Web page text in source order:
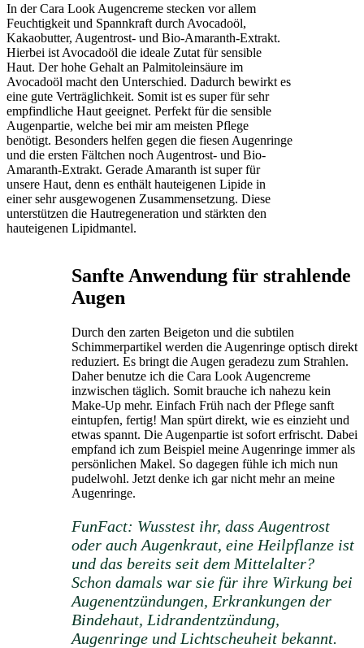
In der Cara Look Augencreme stecken vor allem
Feuchtigkeit und Spannkraft durch Avocadoöl,
Kakaobutter, Augentrost- und Bio-Amaranth-Extrakt.
Hierbei ist Avocadoöl die ideale Zutat für sensible
Haut. Der hohe Gehalt an Palmitoleinsäure im
Avocadoöl macht den Unterschied. Dadurch bewirkt es
eine gute Verträglichkeit. Somit ist es super für sehr
empfindliche Haut geeignet. Perfekt für die sensible
Augenpartie, welche bei mir am meisten Pflege
benötigt. Besonders helfen gegen die fiesen Augenringe
und die ersten Fältchen noch Augentrost- und Bio-
Amaranth-Extrakt. Gerade Amaranth ist super für
unsere Haut, denn es enthält hauteigenen Lipide in
einer sehr ausgewogenen Zusammensetzung. Diese
unterstützen die Hautregeneration und stärkten den
hauteigenen Lipidmantel.
Sanfte Anwendung für strahlende
Augen
Durch den zarten Beigeton und die subtilen
Schimmerpartikel werden die Augenringe optisch direkt
reduziert. Es bringt die Augen geradezu zum Strahlen.
Daher benutze ich die Cara Look Augencreme
inzwischen täglich. Somit brauche ich nahezu kein
Make-Up mehr. Einfach Früh nach der Pflege sanft
eintupfen, fertig! Man spürt direkt, wie es einzieht und
etwas spannt. Die Augenpartie ist sofort erfrischt. Dabei
empfand ich zum Beispiel meine Augenringe immer als
persönlichen Makel. So dagegen fühle ich mich nun
pudelwohl. Jetzt denke ich gar nicht mehr an meine
Augenringe.
FunFact: Wusstest ihr, dass Augentrost
oder auch Augenkraut, eine Heilpflanze ist
und das bereits seit dem Mittelalter?
Schon damals war sie für ihre Wirkung bei
Augenentzündungen, Erkrankungen der
Bindehaut, Lidrandentzündung,
Augenringe und Lichtscheuheit bekannt.